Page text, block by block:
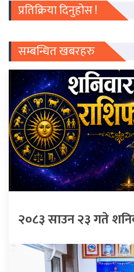
प्रतिक्रिया दिनुहोस !
सम्बन्धित खबरहरु
२०८३ साउन २३ गते